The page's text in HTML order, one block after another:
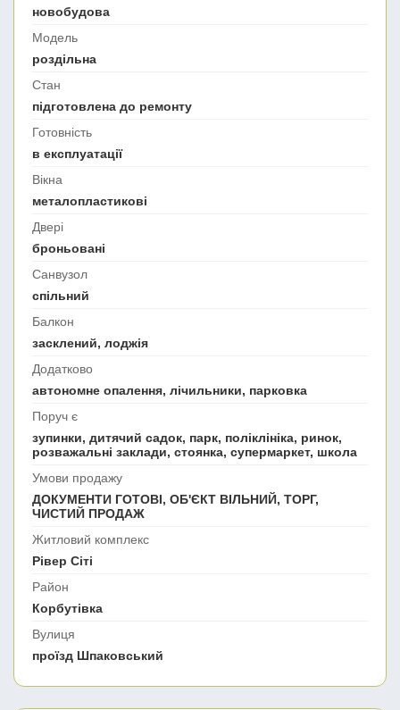
новобудова
Модель
роздільна
Стан
підготовлена до ремонту
Готовність
в експлуатації
Вікна
металопластикові
Двері
броньовані
Санвузол
спільний
Балкон
засклений, лоджія
Додатково
автономне опалення, лічильники, парковка
Поруч є
зупинки, дитячий садок, парк, поліклініка, ринок,
розважальні заклади, стоянка, супермаркет, школа
Умови продажу
ДОКУМЕНТИ ГОТОВІ, ОБ'ЄКТ ВІЛЬНИЙ, ТОРГ,
ЧИСТИЙ ПРОДАЖ
Житловий комплекс
Рівер Сіті
Район
Корбутівка
Вулиця
проїзд Шпаковський